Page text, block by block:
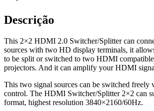
Descrição
This 2×2 HDMI 2.0 Switcher/Splitter can
sources with two HD display terminals, it
to be split or switched to two HDMI
projectors. And it can amplify your HDMI
This two signal sources can be switched freely
control. The HDMI Switcher/Splitter 2×2 can
format, highest resolution 3840×2160/60Hz.